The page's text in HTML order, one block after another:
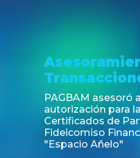
Asesoramiento y
Transacciones
PAGBAM asesoró a
autorización para la
Certificados de
Fideicomiso Financiero
"Espacio Añelo"